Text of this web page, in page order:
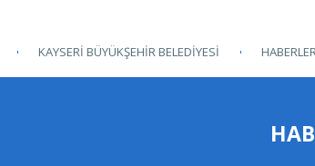
KAYSERİ BÜYÜKŞEHİR BELEDİYESİ